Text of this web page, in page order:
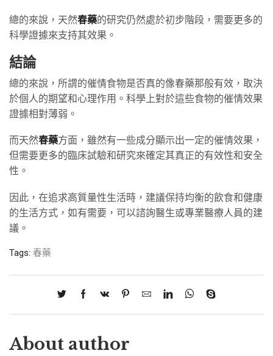
總的來說，天然春藥的研究仍然處於初步階段，需要更多的
科學證據來支持其效果。
結論
總的來說，所謂的催情食物是否真的像春藥那般有效，取決
於個人的期望和心理作用。科學上對於這些食物的催情效果
證據相對薄弱。
而天然春藥方面，雖然有一些成分顯示出一定的催情效果，
但需要更多的臨床試驗和研究來確定其真正的有效性和安全
性。
因此，在追求高質量性生活時，建議保持均衡的飲食和健康
的生活方式，如有需要，可以諮詢醫生或專業醫療人員的建
議。
Tags: 春藥
About author